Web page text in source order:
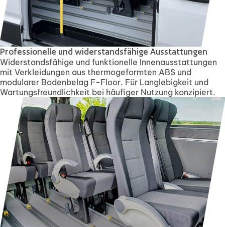
Professionelle und widerstandsfähige Ausstattungen
Widerstandsfähige und funktionelle Innenausstattungen
mit Verkleidungen aus thermogeformten ABS und
modularer Bodenbelag F-Floor. Für Langlebigkeit und
Wartungsfreundlichkeit bei häufiger Nutzung konzipiert.